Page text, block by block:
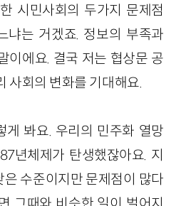
시민사회의 두가지 문제점
냐는 거겠죠. 정보의 부족과
이에요. 결국 저는 협상문 공
사회의 변화를 기대해요.
게 봐요. 우리의 민주화 열망
년체제가 탄생했잖아요. 지
수준이지만 문제점이 많다